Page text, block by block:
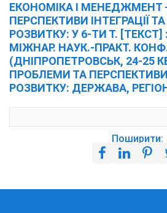
ЕКОНОМІКА І МЕНЕДЖМЕНТ -
ПЕРСПЕКТИВИ ІНТЕГРАЦІЇ
РОЗВИТКУ: У 6-ТИ Т. [ТЕКСТ]
МІЖНАР. НАУК.-ПРАКТ.
(ДНІПРОПЕТРОВСЬК, 24-25
ПРОБЛЕМИ ТА
РОЗВИТКУ: ДЕРЖАВА,
Поширити: